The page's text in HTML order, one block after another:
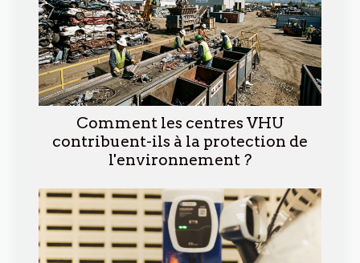
Comment les centres VHU
contribuent-ils à la protection de
l'environnement ?